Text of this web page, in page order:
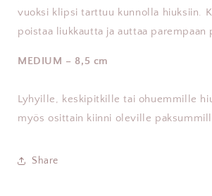
vuoksi klipsi tarttuu kunnolla hiuksiin.
poistaa liukkautta ja auttaa parempaan
MEDIUM – 8,5 cm
Lyhyille, keskipitkille tai ohuemmille
myös osittain kiinni oleville
Share